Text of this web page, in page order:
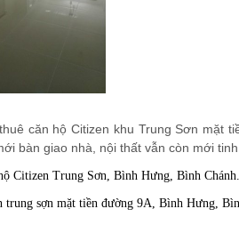
căn hộ Citizen khu Trung Sơn mặt
bàn giao nhà, nội thất vẫn còn mới
Citizen Trung Sơn, Bình Hưng, Bình Chánh.
trung sợn mặt tiền đường 9A, Bình Hưng,